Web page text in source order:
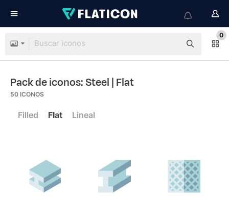
0
Pack de iconos: Steel | Flat
50 ICONOS
Filled Flat Lineal